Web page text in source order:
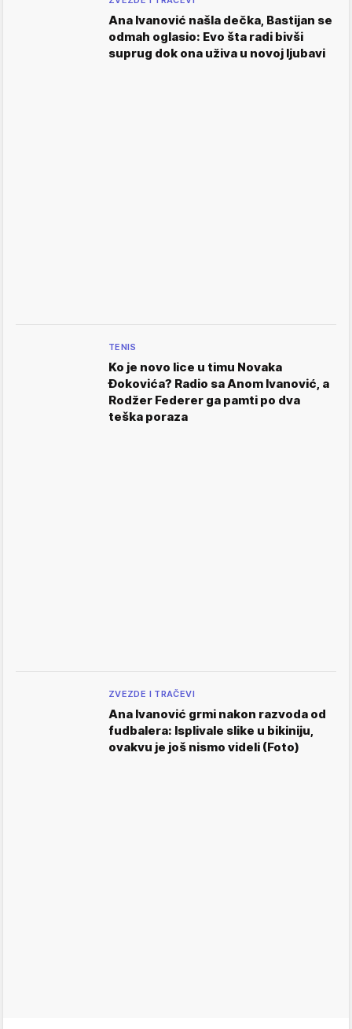
Ana Ivanović našla dečka, Bastijan se
odmah oglasio: Evo šta radi bivši
suprug dok ona uživa u novoj ljubavi
TENIS
Ko je novo lice u timu Novaka
Đokovića? Radio sa Anom Ivanović, a
Rodžer Federer ga pamti po dva
teška poraza
ZVEZDE I TRAČEVI
Ana Ivanović grmi nakon razvoda od
fudbalera: Isplivale slike u bikiniju,
ovakvu je još nismo videli (Foto)